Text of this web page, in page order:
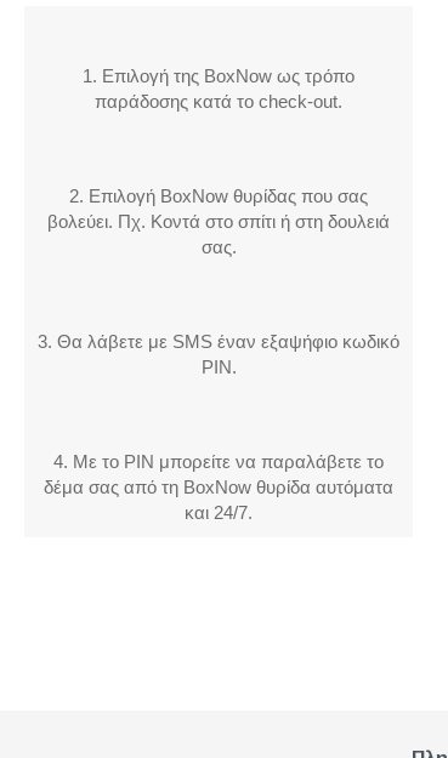
1. Επιλογή της BoxNow ως τρόπο
παράδοσης κατά το check-out.
2. Επιλογή BoxNow θυρίδας που σας
βολεύει. Πχ. Κοντά στο σπίτι ή στη δουλειά
σας.
3. Θα λάβετε με SMS έναν εξαψήφιο κωδικό
PIN.
4. Με το PIN μπορείτε να παραλάβετε το
δέμα σας από τη BoxNow θυρίδα αυτόματα
και 24/7.